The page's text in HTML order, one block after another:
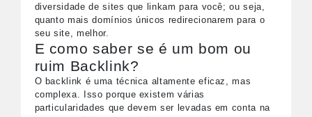
diversidade de sites que linkam para você; ou seja,
quanto mais domínios únicos redirecionarem para o
seu site, melhor.
E como saber se é um bom ou
ruim Backlink?
O backlink é uma técnica altamente eficaz, mas
complexa. Isso porque existem várias
particularidades que devem ser levadas em conta na